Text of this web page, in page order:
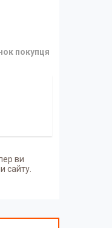
покупця
ви
сайту.